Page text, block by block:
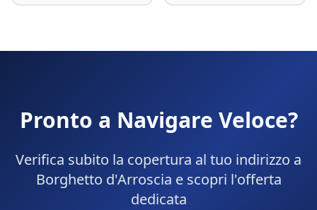
Pronto a Navigare Veloce?
Verifica subito la copertura al tuo indirizzo a
Borghetto d'Arroscia e scopri l'offerta
dedicata